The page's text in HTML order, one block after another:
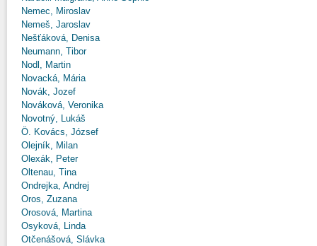
Nemec, Miroslav
Nemeš, Jaroslav
Nešťáková, Denisa
Neumann, Tibor
Nodl, Martin
Novacká, Mária
Novák, Jozef
Nováková, Veronika
Novotný, Lukáš
Ö. Kovács, József
Olejník, Milan
Olexák, Peter
Oltenau, Tina
Ondrejka, Andrej
Oros, Zuzana
Orosová, Martina
Osyková, Linda
Otčenášová, Slávka